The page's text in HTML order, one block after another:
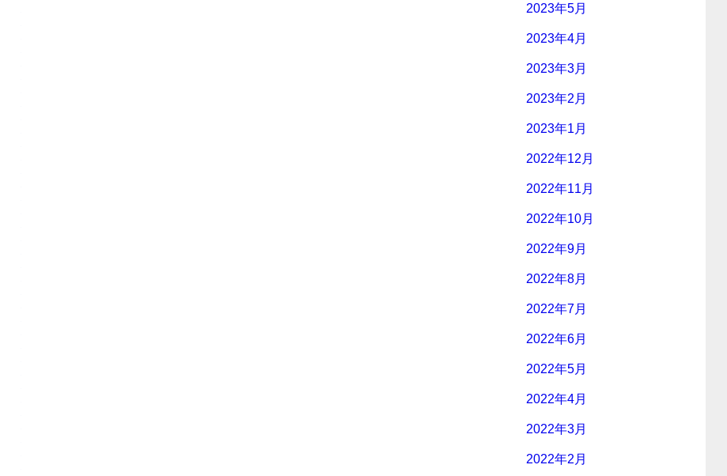
2023年5月
2023年4月
2023年3月
2023年2月
2023年1月
2022年12月
2022年11月
2022年10月
2022年9月
2022年8月
2022年7月
2022年6月
2022年5月
2022年4月
2022年3月
2022年2月